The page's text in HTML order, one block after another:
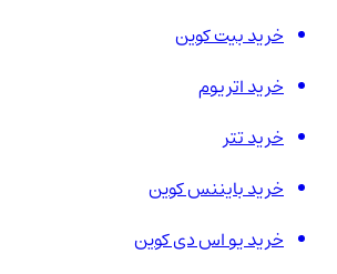
خرید بیت کوین
خرید اتریوم
خرید تتر
خرید بایننس کوین
خرید یو اس دی کوین